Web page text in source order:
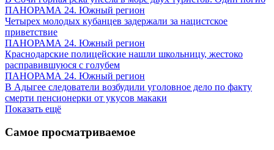
ПАНОРАМА 24. Южный регион
Четырех молодых кубанцев задержали за нацистское
приветствие
ПАНОРАМА 24. Южный регион
Краснодарские полицейские нашли школьницу, жестоко
расправившуюся с голубем
ПАНОРАМА 24. Южный регион
В Адыгее следователи возбудили уголовное дело по факту
смерти пенсионерки от укусов макаки
Показать ещё
Самое просматриваемое